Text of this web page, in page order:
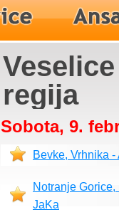
regija
Sobota, 9.
Bevke, Vrhnika
Notranje
JaKa